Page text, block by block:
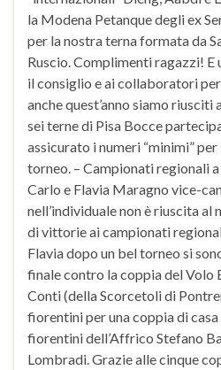
la Modena Petanque degli ex
per la nostra terna formata da
Ruscio. Complimenti ragazzi! E
il consiglio e ai collaboratori
anche quest’anno siamo riusciti
sei terne di Pisa Bocce
assicurato i numeri “minimi”
torneo. – Campionati regionali
Carlo e Flavia Maragno vice-
nell’individuale non è riuscita al
di vittorie ai campionati
Flavia dopo un bel torneo si
finale contro la coppia del Volo
Conti (della Scorcetoli di
fiorentini per una coppia di
fiorentini dell’Affrico Stefano
Lombradi. Grazie alle cinque